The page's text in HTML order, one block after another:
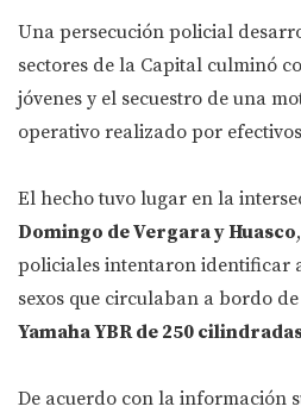
Una persecución policial
sectores de la Capital culminó
jóvenes y el secuestro de una
operativo realizado por
El hecho tuvo lugar en la
Domingo de Vergara y Huasco
policiales intentaron identificar
sexos que circulaban a bordo
Yamaha YBR de 250
De acuerdo con la información